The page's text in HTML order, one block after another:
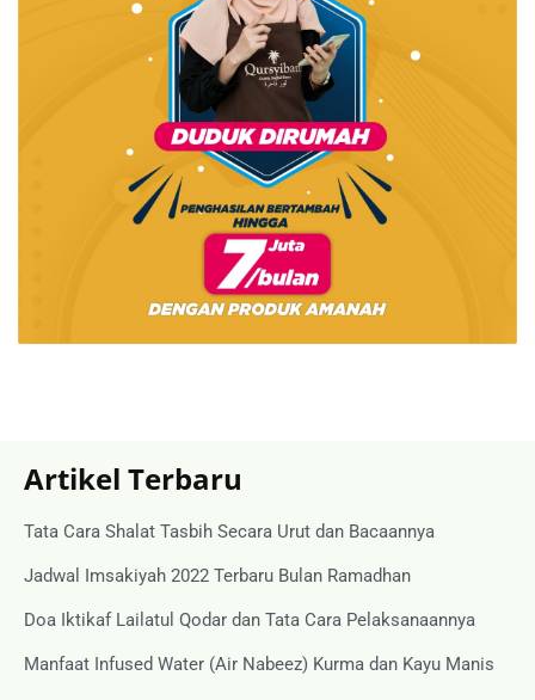
Artikel Terbaru
Tata Cara Shalat Tasbih Secara Urut dan Bacaannya
Jadwal Imsakiyah 2022 Terbaru Bulan Ramadhan
Doa Iktikaf Lailatul Qodar dan Tata Cara Pelaksanaannya
Manfaat Infused Water (Air Nabeez) Kurma dan Kayu Manis